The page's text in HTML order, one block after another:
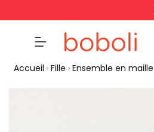
Accueil Fille Ensemble en